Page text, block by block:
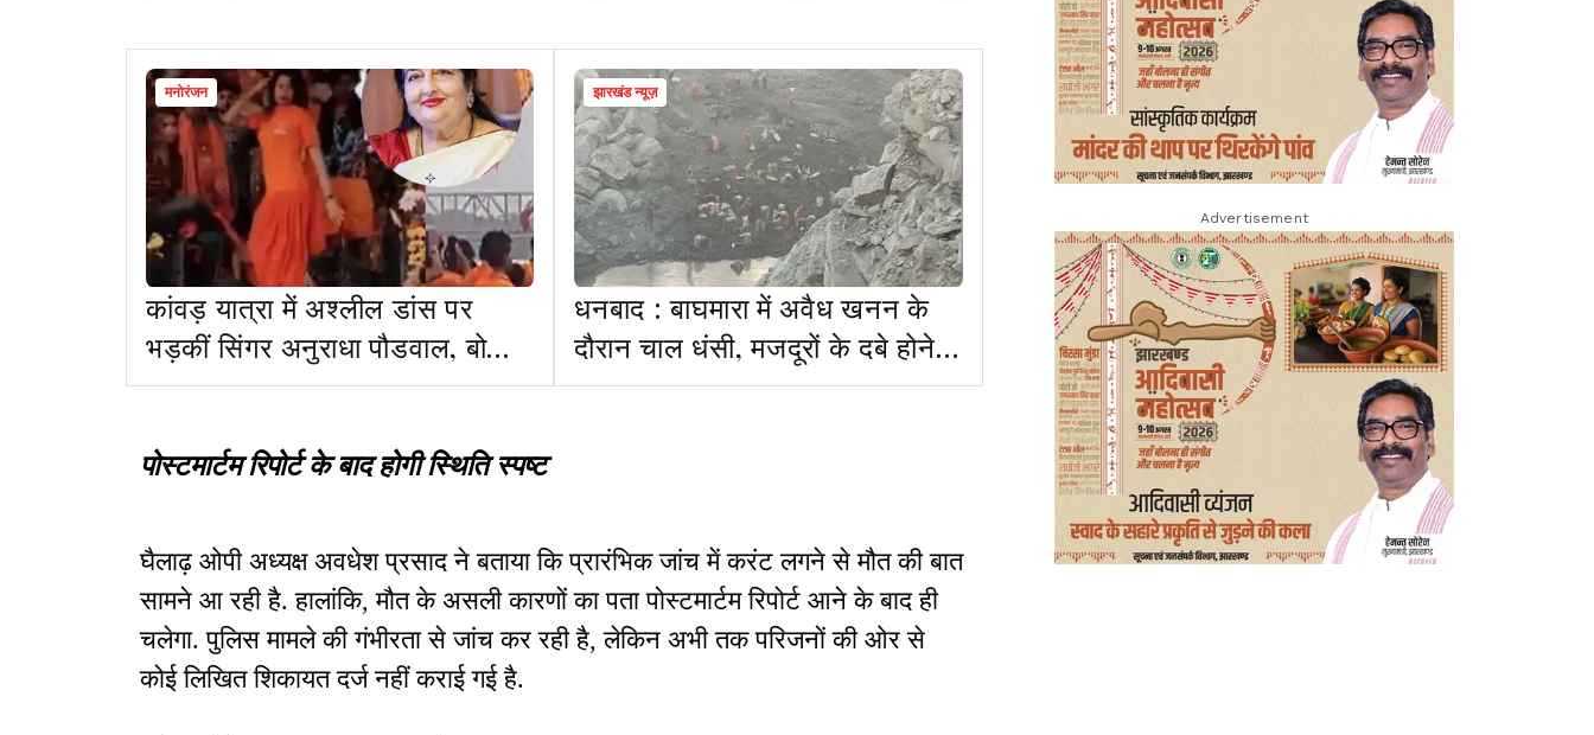
मनोरंजन
कांवड़ यात्रा में अश्लील डांस पर
भड़कीं सिंगर अनुराधा पौडवाल, बोलीं-
ये बकवास बंद करो
झारखंड न्यूज़
धनबाद : बाघमारा में अवैध खनन के
दौरान चाल धंसी, मजदूरों के दबे होने
की आशंका, सरयू राय ने उठाए सवाल
पोस्टमार्टम रिपोर्ट के बाद होगी स्थिति स्पष्ट
घैलाढ़ ओपी अध्यक्ष अवधेश प्रसाद ने बताया कि प्रारंभिक जांच में करंट लगने से मौत की बात
सामने आ रही है. हालांकि, मौत के असली कारणों का पता पोस्टमार्टम रिपोर्ट आने के बाद ही
चलेगा. पुलिस मामले की गंभीरता से जांच कर रही है, लेकिन अभी तक परिजनों की ओर से
कोई लिखित शिकायत दर्ज नहीं कराई गई है.
Advertisement